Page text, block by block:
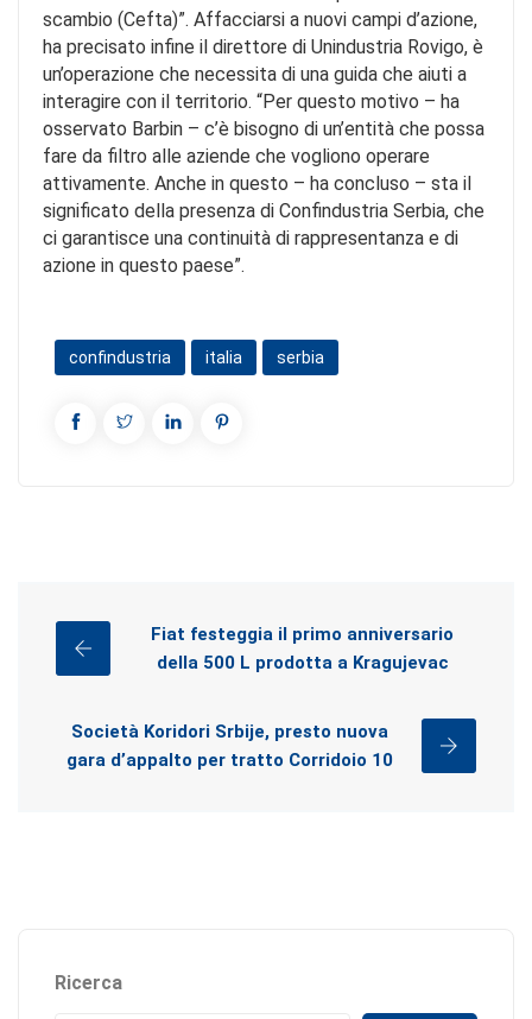
scambio (Cefta)”. Affacciarsi a nuovi campi d’azione,
ha precisato infine il direttore di Unindustria Rovigo, è
un’operazione che necessita di una guida che aiuti a
interagire con il territorio. “Per questo motivo – ha
osservato Barbin – c’è bisogno di un’entità che possa
fare da filtro alle aziende che vogliono operare
attivamente. Anche in questo – ha concluso – sta il
significato della presenza di Confindustria Serbia, che
ci garantisce una continuità di rappresentanza e di
azione in questo paese”.
confindustria italia serbia
Fiat festeggia il primo anniversario
della 500 L prodotta a Kragujevac
Società Koridori Srbije, presto nuova
gara d’appalto per tratto Corridoio 10
Ricerca